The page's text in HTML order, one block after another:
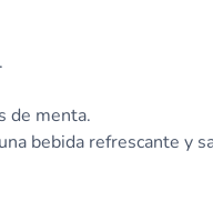
de menta.
bebida refrescante y